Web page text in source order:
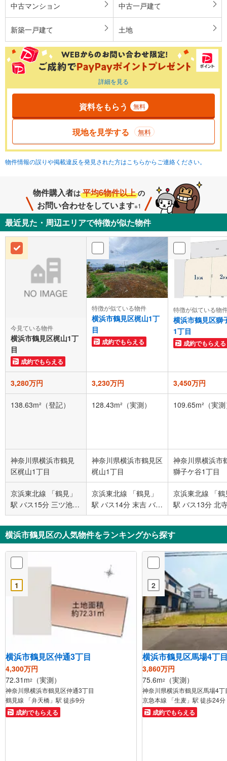
中古マンション 中古一戸建て
新築一戸建て 土地
詳細を見る
資料をもらう 無料
現地を見学する 無料
物件情報の誤りや掲載違反を発見された方はこちらからご連絡ください。
物件購入者は 平均6物件以上 の
お問い合わせをしています※1
最近見た・周辺エリアで特徴が似た物件
今見ている物件
横浜市鶴見区梶山1丁
目
成約でもらえる
特徴が似ている物件
横浜市鶴見区梶山1丁
目
成約でもらえる
特徴が似ている物
横浜市鶴見区獅
1丁目
成約でもらえる
3,280万円 3,230万円 3,450万円
138.63m²（登記） 128.43m²（実測） 109.65m²（実
神奈川県横浜市鶴見
区梶山1丁目
神奈川県横浜市鶴見区
梶山1丁目
神奈川県横浜市
獅子ケ谷1丁目
京浜東北線 「鶴見」
駅 バス15分 三ツ池公
園 バス停下車 徒歩2
分
京浜東北線 「鶴見」
駅 バス14分 末吉 バス
停下車 徒歩3分
京浜東北線 「鶴
駅 バス13分 北
ス停下車 徒歩
横浜市鶴見区の人気物件をランキングから探す
1
横浜市鶴見区仲通3丁目
4,300万円
72.31m2 （実測）
神奈川県横浜市鶴見区仲通3丁目
鶴見線 「弁天橋」駅 徒歩9分
成約でもらえる
2
横浜市鶴見区馬場4丁
3,860万円
75.6m2 （実測）
神奈川県横浜市鶴見区馬場4丁
京急本線 「生麦」駅 徒歩24分
成約でもらえる